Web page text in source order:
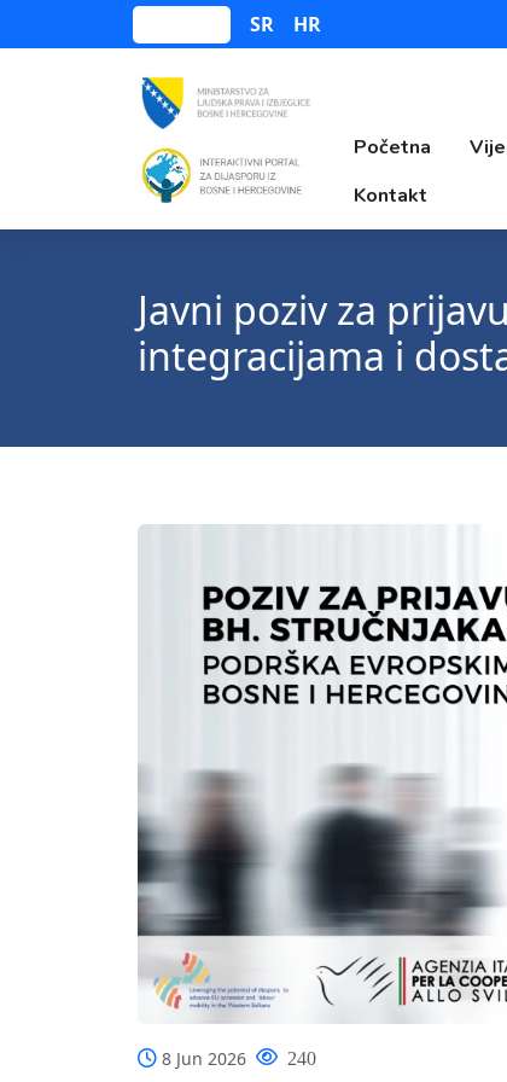
SR HR
Početna
Kontakt
Javni poziv za
integracijama i
8 Jun 2026 240